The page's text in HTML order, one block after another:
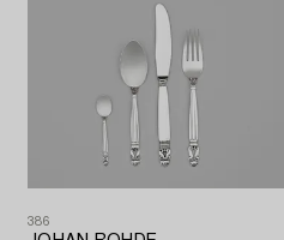
386